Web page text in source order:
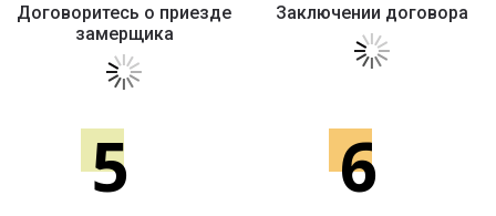
Договоритесь о приезде
замерщика
Заключении договора
5 6